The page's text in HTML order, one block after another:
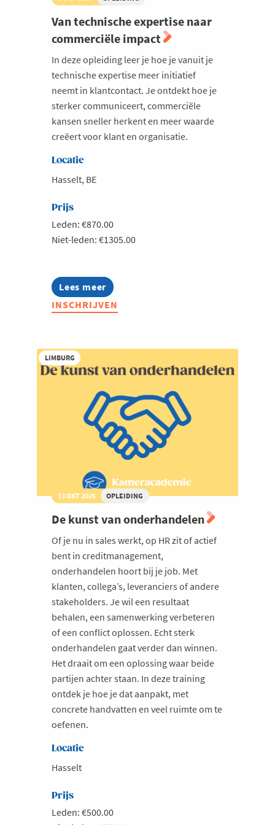
Van technische expertise naar
commerciële impact
In deze opleiding leer je hoe je vanuit je
technische expertise meer initiatief
neemt in klantcontact. Je ontdekt hoe je
sterker communiceert, commerciële
kansen sneller herkent en meer waarde
creëert voor klant en organisatie.
Locatie
Hasselt, BE
Prijs
Leden: €870.00
Niet-leden: €1305.00
Lees meer
about
Van
technische
impact
INSCHRIJVEN
LIMBURG
13 OKT 2026 OPLEIDING
De kunst van onderhandelen
Of je nu in sales werkt, op HR zit of actief
bent in creditmanagement,
onderhandelen hoort bij je job. Met
klanten, collega’s, leveranciers of andere
stakeholders. Je wil een resultaat
behalen, een samenwerking verbeteren
of een conflict oplossen. Echt sterk
onderhandelen gaat verder dan winnen.
Het draait om een oplossing waar beide
partijen achter staan. In deze training
ontdek je hoe je dat aanpakt, met
concrete handvatten en veel ruimte om te
oefenen.
Locatie
Hasselt
Prijs
Leden: €500.00